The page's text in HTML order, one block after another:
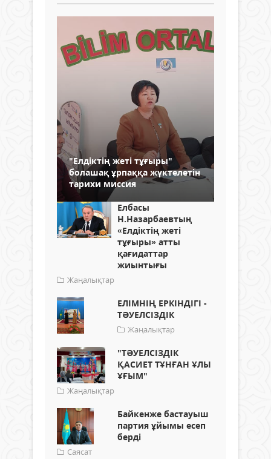
"Елдіктің жеті тұғыры"
болашақ ұрпаққа жүктелетін
тарихи миссия
Елбасы
Н.Назарбаевтың
«Елдіктің жеті
тұғыры» атты
қағидаттар
жиынтығы
Жаңалықтар
ЕЛІМНІҢ ЕРКІНДІГІ -
ТӘУЕЛСІЗДІК
Жаңалықтар
"ТӘУЕЛСІЗДІК
ҚАСИЕТ ТҰНҒАН ҰЛЫ
ҰҒЫМ"
Жаңалықтар
Байкенже бастауыш
партия ұйымы есеп
берді
Саясат